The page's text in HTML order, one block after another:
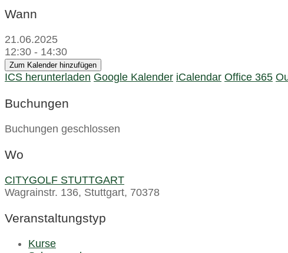
Wann
21.06.2025
12:30 - 14:30
Zum Kalender hinzufügen
ICS herunterladen Google Kalender iCalendar Office 365
Buchungen
Buchungen geschlossen
Wo
CITYGOLF STUTTGART
Wagrainstr. 136, Stuttgart, 70378
Veranstaltungstyp
Kurse